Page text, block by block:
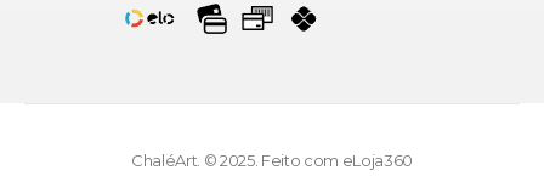
ChaléArt. © 2025. Feito com eLoja360